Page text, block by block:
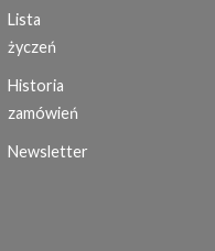
Lista
życzeń
Historia
zamówień
Newsletter